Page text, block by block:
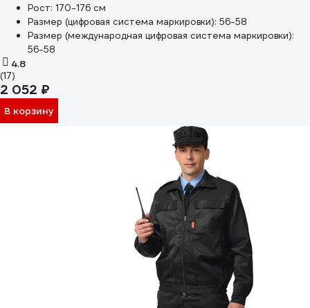
Рост: 170-176 см
Размер (цифровая система маркировки): 56-58
Размер (международная цифровая система маркировки):
56-58
4.8
(17)
2 052 ₽
В корзину